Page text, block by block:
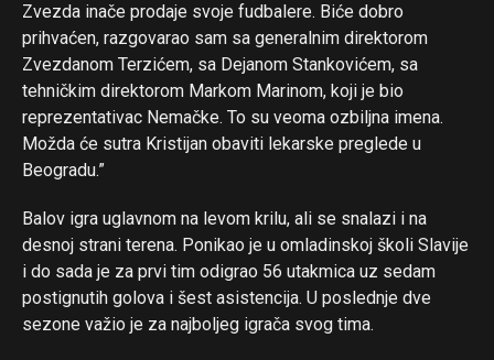
Zvezda inače prodaje svoje fudbalere. Biće dobro
prihvaćen, razgovarao sam sa generalnim direktorom
Zvezdanom Terzićem, sa Dejanom Stankovićem, sa
tehničkim direktorom Markom Marinom, koji je bio
reprezentativac Nemačke. To su veoma ozbiljna imena.
Možda će sutra Kristijan obaviti lekarske preglede u
Beogradu.”
Balov igra uglavnom na levom krilu, ali se snalazi i na
desnoj strani terena. Ponikao je u omladinskoj školi Slavije
i do sada je za prvi tim odigrao 56 utakmica uz sedam
postignutih golova i šest asistencija. U poslednje dve
sezone važio je za najboljeg igrača svog tima.
Reddit
Pinterest
Whatsapp
Email